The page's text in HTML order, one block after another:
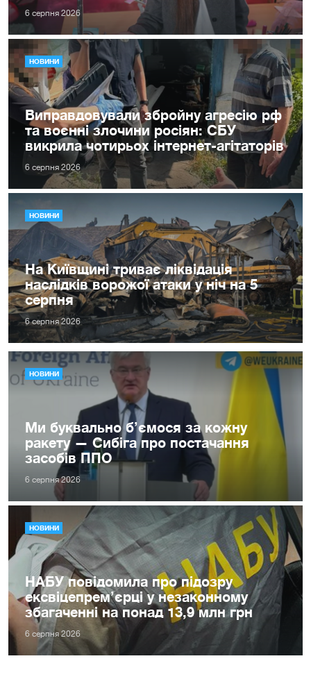
6 серпня 2026
НОВИНИ
Виправдовували збройну агресію рф
та воєнні злочини росіян: СБУ
викрила чотирьох інтернет-агітаторів
6 серпня 2026
НОВИНИ
На Київщині триває ліквідація
наслідків ворожої атаки у ніч на 5
серпня
6 серпня 2026
НОВИНИ
Ми буквально б’ємося за кожну
ракету — Сибіга про постачання
засобів ППО
6 серпня 2026
НОВИНИ
НАБУ повідомила про підозру
ексвіцепрем’єрці у незаконному
збагаченні на понад 13,9 млн грн
6 серпня 2026